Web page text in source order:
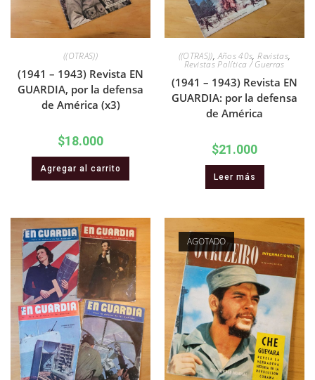
((OTRAS))
(1941 – 1943) Revista EN
GUARDIA, por la defensa
de América (x3)
$18.000
Agregar al carrito
((OTRAS)),Años 40s,Revistas,
Revistas Política / Guerras
(1941 – 1943) Revista EN
GUARDIA: por la defensa
de América
$21.000
Leer más
AGOTADO